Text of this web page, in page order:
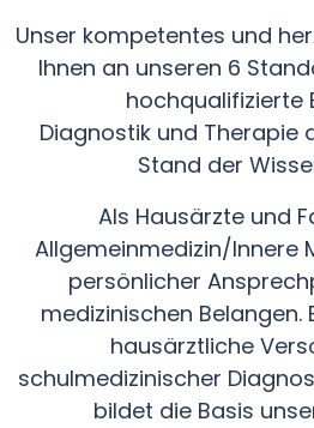
Unser kompetentes und
Ihnen an unseren 6
hochqualifizierte
Diagnostik und Therapie
Stand der
Als Hausärzte und
Allgemeinmedizin/Innere
persönlicher
medizinischen Belangen.
hausärztliche
schulmedizinischer
bildet die Basis